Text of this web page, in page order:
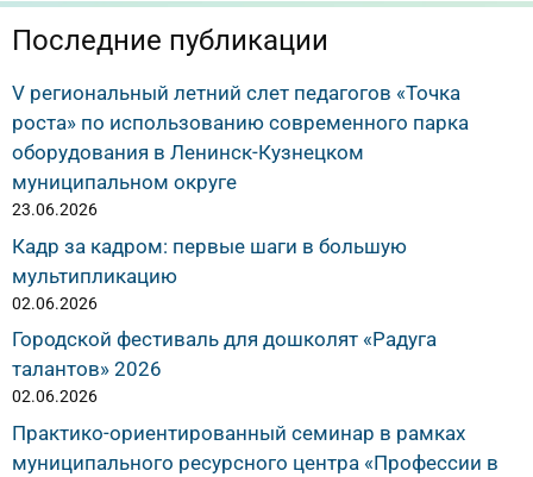
Последние публикации
V региональный летний слет педагогов «Точка
роста» по использованию современного парка
оборудования в Ленинск-Кузнецком
муниципальном округе
23.06.2026
Кадр за кадром: первые шаги в большую
мультипликацию
02.06.2026
Городской фестиваль для дошколят «Радуга
талантов» 2026
02.06.2026
Практико-ориентированный семинар в рамках
муниципального ресурсного центра «Профессии в